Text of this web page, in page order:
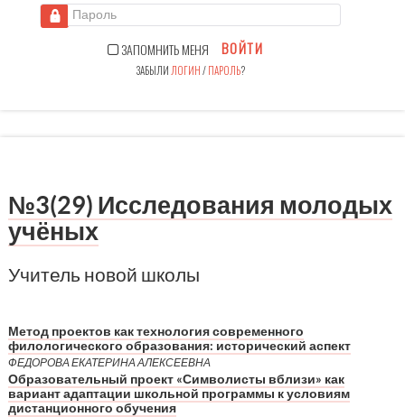
Пароль
ЗАПОМНИТЬ МЕНЯ ВОЙТИ
ЗАБЫЛИ ЛОГИН/ПАРОЛЬ?
№3(29) Исследования молодых
учёных
Учитель новой школы
Метод проектов как технология современного
филологического образования: исторический аспект
ФЕДОРОВА ЕКАТЕРИНА АЛЕКСЕЕВНА
Образовательный проект «Символисты вблизи» как
вариант адаптации школьной программы к условиям
дистанционного обучения